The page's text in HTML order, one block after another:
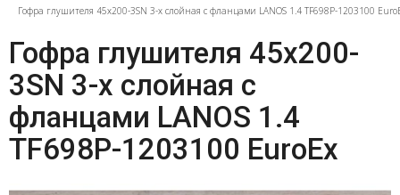
Гофра глушителя 45x200-3SN 3-х слойная с фланцами LANOS 1.4 TF698P-1203100
Гофра глушителя 45x200-
3SN 3-х слойная с
фланцами LANOS 1.4
TF698P-1203100 EuroEx